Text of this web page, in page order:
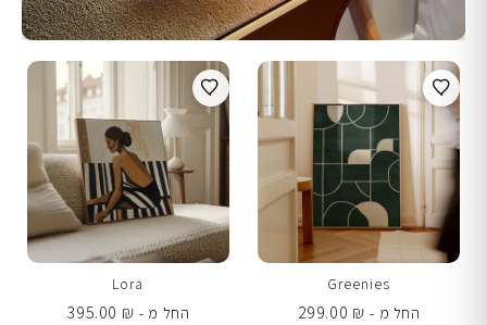
Greenies
החל מ -
299.00 ₪
Lora
החל מ -
395.00 ₪